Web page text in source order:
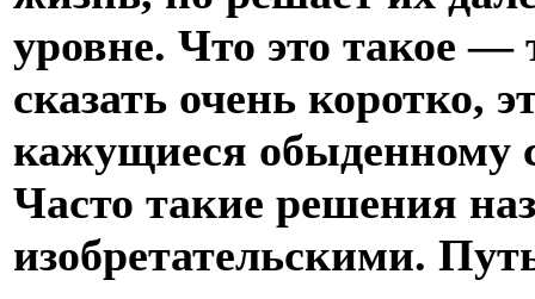
уровне. Что это такое —
сказать очень коротко,
кажущиеся обыденному
Часто такие решения
изобретательскими.